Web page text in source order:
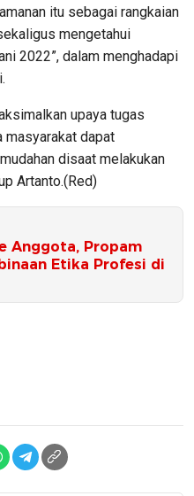
itu sebagai rangkaian
mengetahui
2022”, dalam menghadapi
upaya tugas
masyarakat dapat
disaat melakukan
Artanto.(Red)
Anggota, Propam
Etika Profesi di